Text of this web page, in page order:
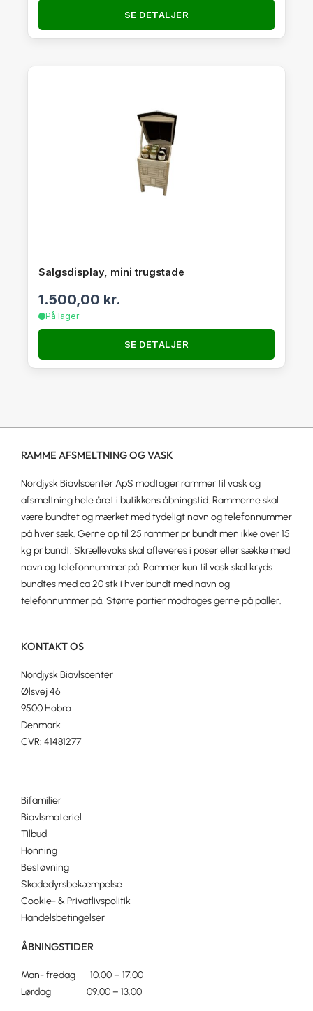
SE DETALJER
Salgsdisplay, mini trugstade
1.500,00 kr.
På lager
SE DETALJER
RAMME AFSMELTNING OG VASK
Nordjysk Biavlscenter ApS modtager rammer til vask og
afsmeltning hele året i butikkens åbningstid. Rammerne skal
være bundtet og mærket med tydeligt navn og telefonnummer
på hver sæk. Gerne op til 25 rammer pr bundt men ikke over 15
kg pr bundt. Skrællevoks skal afleveres i poser eller sække med
navn og telefonnummer på. Rammer kun til vask skal kryds
bundtes med ca 20 stk i hver bundt med navn og
telefonnummer på. Større partier modtages gerne på paller.
KONTAKT OS
Nordjysk Biavlscenter
Ølsvej 46
9500 Hobro
Denmark
CVR: 41481277
Bifamilier
Biavlsmateriel
Tilbud
Honning
Bestøvning
Skadedyrsbekæmpelse
Cookie- & Privatlivspolitik
Handelsbetingelser
ÅBNINGSTIDER
Man- fredag 10.00 – 17.00
Lørdag 09.00 – 13.00